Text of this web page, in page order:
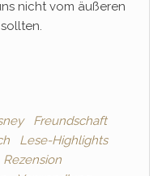
nicht vom äußeren
Freundschaft
Lese-Highlights
Rezension